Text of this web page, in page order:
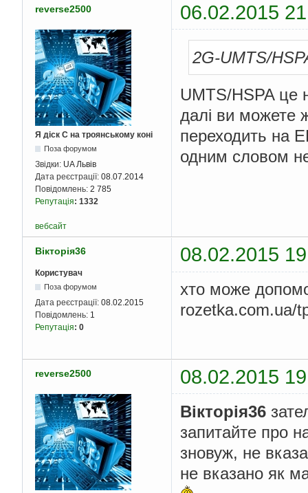
reverse2500 06.02.2015
Я діск С на троянському коні
Поза форумом
Звідки: UA Львів
Дата реєстрації: 08.07.2014
Повідомлень: 2 785
Репутація: 1332
2G-UMTS/
UMTS/HSPA це
далі ви можете
переходить на
одним словом
вебсайт
Вікторія36 08.02.2015
Користувач
Поза форумом
Дата реєстрації: 08.02.2015
Повідомлень: 1
Репутація: 0
хто може
rozetka.com.ua/
reverse2500 08.02.2015
Вікторія36
запитайте про
зновуж, не
не вказано як